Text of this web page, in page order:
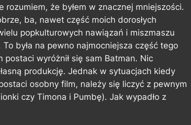
że byłem w znacznej mniejszości.
ba, nawet część moich dorosłych
popkulturowych nawiązań i miszmaszu
była na pewno najmocniejsza część tego
wyróżnił się sam Batman. Nic
produkcję. Jednak w sytuacjach kiedy
osobny film, należy się liczyć z pewnym
czy Timona i Pumbę). Jak wypadło z